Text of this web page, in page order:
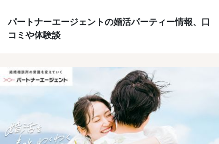
パートナーエージェントの婚活パーティー情報、口
コミや体験談